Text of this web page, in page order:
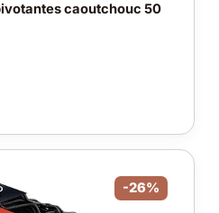
caoutchouc 50
-26%